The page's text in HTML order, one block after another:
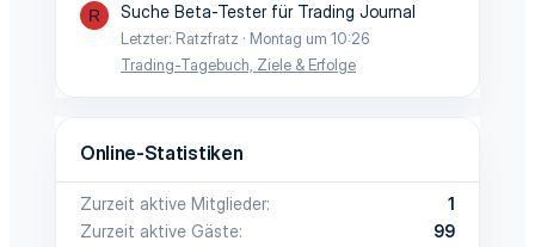
R Suche Beta-Tester für Trading Journal
Letzter: Ratzfratz
Montag um 10:26
Trading-Tagebuch, Ziele & Erfolge
Online-Statistiken
Zurzeit aktive Mitglieder
1
Zurzeit aktive Gäste
99